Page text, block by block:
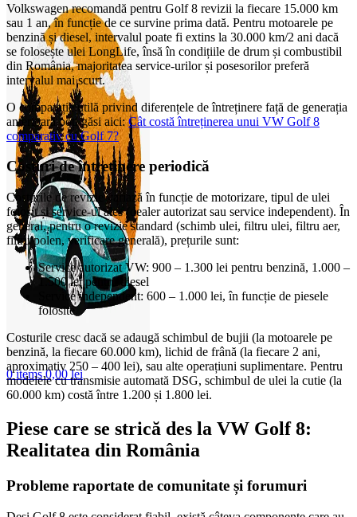
0items 0,00lei
Volkswagen recomandă pentru Golf 8 revizii la fiecare 15.000 km
sau 1 an, în funcție de ce survine prima dată. Pentru motoarele pe
benzină și diesel, intervalul poate fi extins la 30.000 km/2 ani dacă
se folosește ulei LongLife, însă în condițiile de drum și combustibil
din România, majoritatea service-urilor și posesorilor preferă
intervalul mai scurt.
O comparație utilă privind diferențele de întreținere față de generația
anterioară poți găsi aici:Cât costă întreținerea unui VW Golf 8
comparativ cu Golf 7?
Costuri de întreținere periodică
Costurile de revizie variază în funcție de motorizare, tipul de ulei
folosit și service-ul ales (dealer autorizat sau service independent). În
general, pentru o revizie standard (schimb ulei, filtru ulei, filtru aer,
filtru polen, verificare generală), prețurile sunt:
Service autorizat VW: 900 – 1.300 lei pentru benzină, 1.000 –
1.500 lei pentru diesel
Service independent: 600 – 1.000 lei, în funcție de piesele
folosite
Costurile cresc dacă se adaugă schimbul de bujii (la motoarele pe
benzină, la fiecare 60.000 km), lichid de frână (la fiecare 2 ani,
aproximativ 250 – 400 lei), sau alte operațiuni suplimentare. Pentru
modelele cu transmisie automată DSG, schimbul de ulei la cutie (la
60.000 km) costă între 1.200 și 1.800 lei.
Piese care se strică des la VW Golf 8:
Realitatea din România
Probleme raportate de comunitate și forumuri